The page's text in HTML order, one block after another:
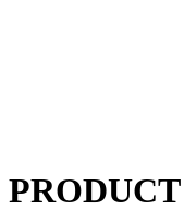
PRODUCT